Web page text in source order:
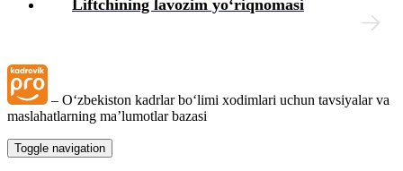
Liftchining lavozim yoʻriqnomasi
– Oʻzbekiston kadrlar boʻlimi хodimlari uchun tavsiyalar va
maslahatlarning ma’lumotlar bazasi
Toggle navigation